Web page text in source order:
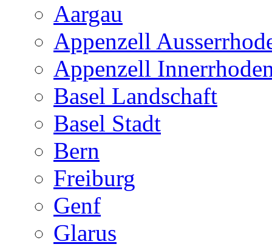
Aargau
Appenzell
Appenzell
Basel Landschaft
Basel Stadt
Bern
Freiburg
Genf
Glarus